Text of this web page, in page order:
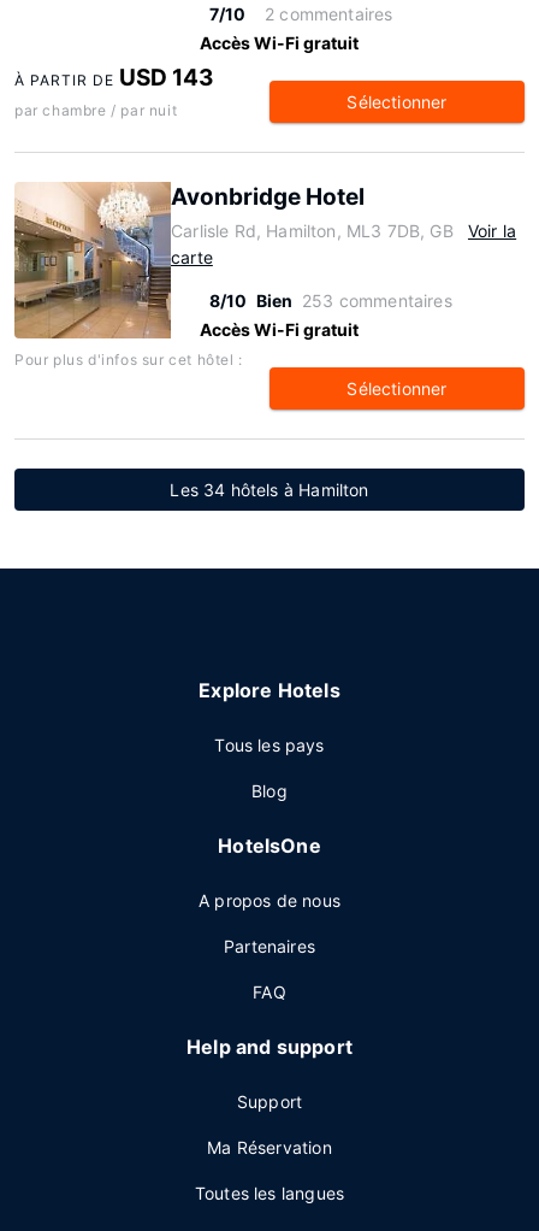
7/10
2 commentaires
Accès Wi-Fi gratuit
À PARTIR DE USD 143
par chambre / par nuit Sélectionner
Avonbridge Hotel
Carlisle Rd, Hamilton, ML3 7DB, GB
Voir la
carte
8/10 Bien 253 commentaires
Accès Wi-Fi gratuit
Pour plus d'infos sur cet hôtel :
Sélectionner
Les 34 hôtels à Hamilton
Explore Hotels
Tous les pays
Blog
HotelsOne
A propos de nous
Partenaires
FAQ
Help and support
Support
Ma Réservation
Toutes les langues